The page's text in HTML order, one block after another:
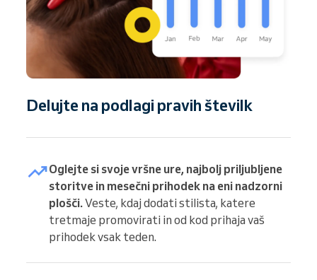
Delujte na podlagi pravih številk
Oglejte si svoje vršne ure, najbolj priljubljene
storitve in mesečni prihodek na eni nadzorni
plošči.Veste, kdaj dodati stilista, katere
tretmaje promovirati in od kod prihaja vaš
prihodek vsak teden.